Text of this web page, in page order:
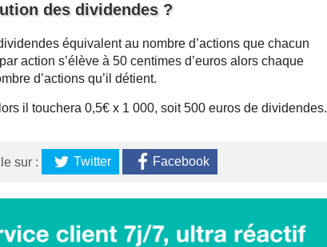
des dividendes ?
équivalent au nombre d’actions que chacun
action s’élève à 50 centimes d’euros alors chaque
d’actions qu’il détient.
il touchera 0,5€ x 1 000, soit 500 euros de dividendes.
sur : Twitter Facebook